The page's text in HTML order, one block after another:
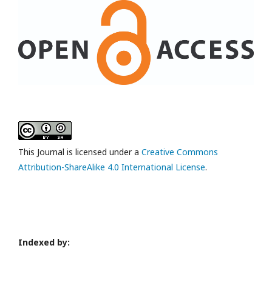
This Journal is licensed under a Creative Commons
Attribution-ShareAlike 4.0 International License.
Indexed by: